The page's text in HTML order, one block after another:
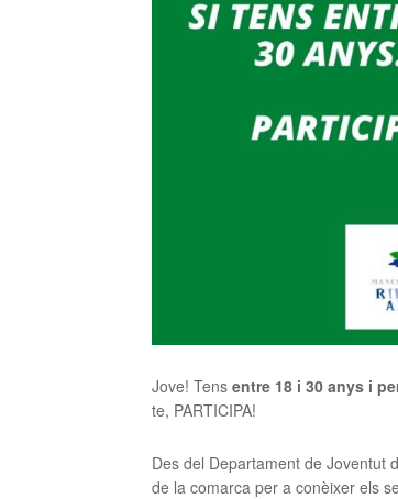
Jove! Tens entre 18 i 30 anys i
te, PARTICIPA!
Des del Departament de Joventut
de la comarca per a conèixer els